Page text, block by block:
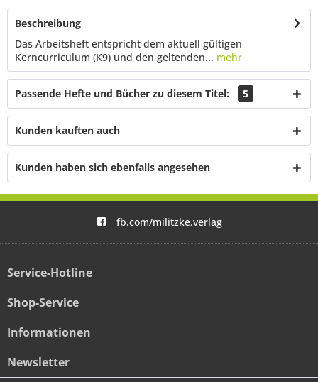
Beschreibung
Das Arbeitsheft entspricht dem aktuell gültigen
Kerncurriculum (K9) und den geltenden... mehr
Passende Hefte und Bücher zu diesem Titel: 5
Kunden kauften auch
Kunden haben sich ebenfalls angesehen
fb.com/militzke.verlag
Service-Hotline
Shop-Service
Informationen
Newsletter